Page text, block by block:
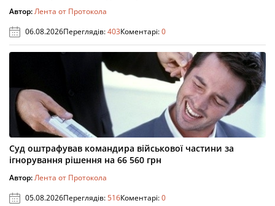
Автор:Лента от Протокола
06.08.2026Переглядів:403Коментарі:0
Суд оштрафував командира військової частини за
ігнорування рішення на 66 560 грн
Автор:Лента от Протокола
05.08.2026Переглядів:516Коментарі:0